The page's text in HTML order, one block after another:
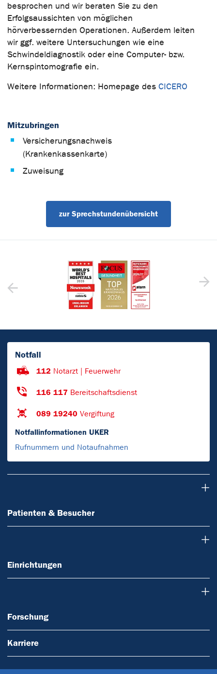
besprochen und wir beraten Sie zu den
Erfolgsaussichten von möglichen
hörverbessernden Operationen. Außerdem leiten
wir ggf. weitere Untersuchungen wie eine
Schwindeldiagnostik oder eine Computer- bzw.
Kernspintomografie ein.
Weitere Informationen: Homepage des CICERO
Mitzubringen
Versicherungsnachweis
(Krankenkassenkarte)
Zuweisung
zur Sprechstundenübersicht
Notfall
112 Notarzt | Feuerwehr
116 117 Bereitschaftsdienst
089 19240 Vergiftung
Notfallinformationen UKER
Rufnummern und Notaufnahmen
Patienten & Besucher
Einrichtungen
Forschung
Karriere